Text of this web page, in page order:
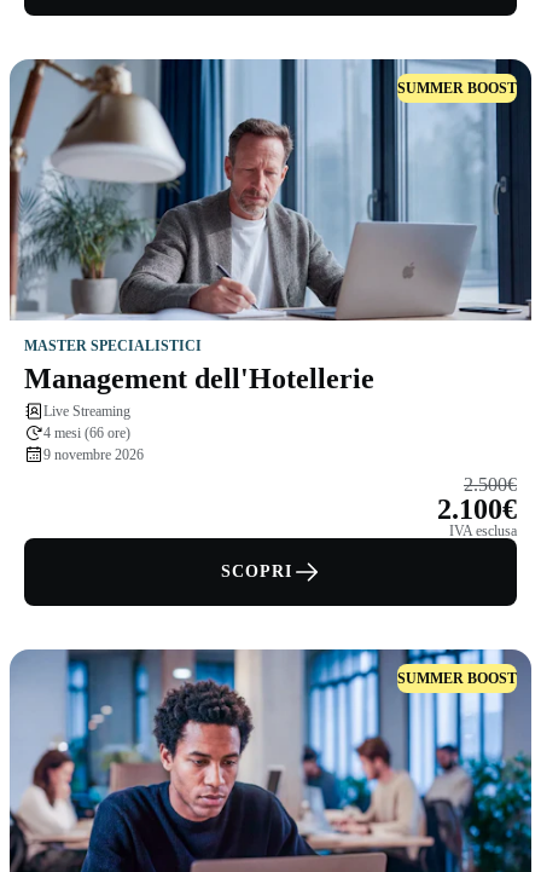
SUMMER BOOST
MASTER SPECIALISTICI
Management dell'Hotellerie
Live Streaming
4 mesi (66 ore)
9 novembre 2026
2.500€
2.100€
IVA esclusa
SCOPRI
SUMMER BOOST